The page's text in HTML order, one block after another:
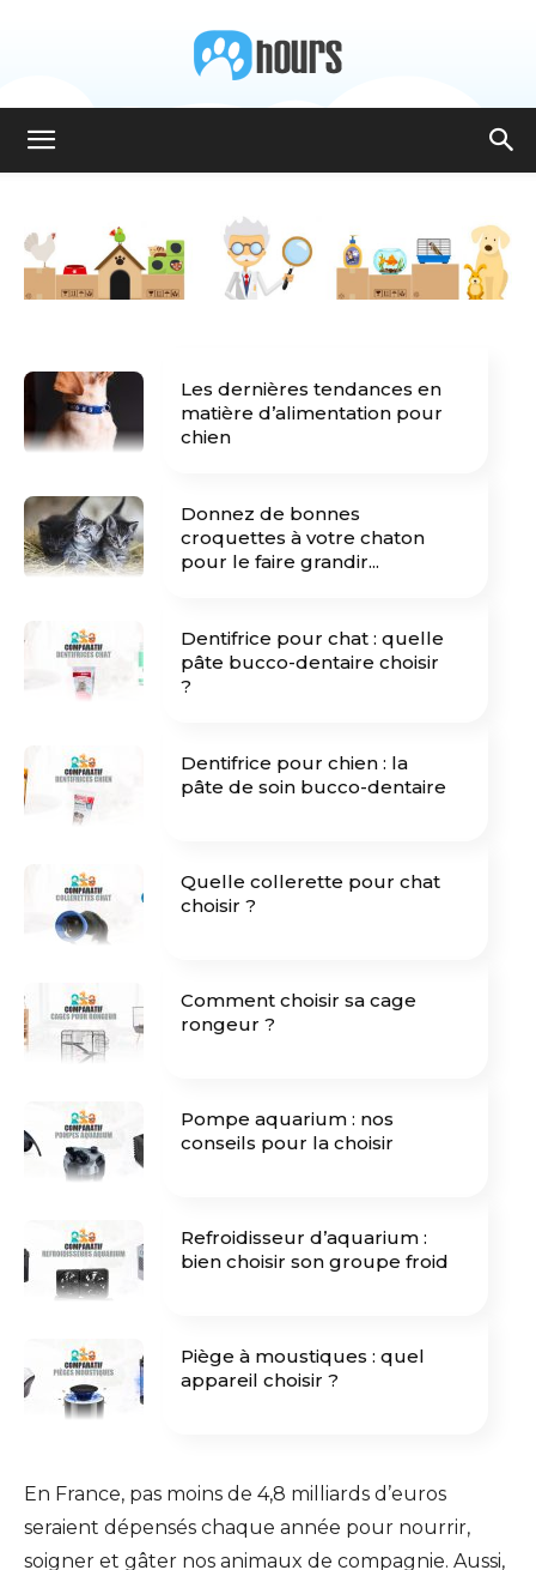
Les dernières tendances en
matière d’alimentation pour
chien
Donnez de bonnes
croquettes à votre chaton
pour le faire grandir...
Dentifrice pour chat : quelle
pâte bucco-dentaire choisir
?
Dentifrice pour chien : la
pâte de soin bucco-dentaire
Quelle collerette pour chat
choisir ?
Comment choisir sa cage
rongeur ?
Pompe aquarium : nos
conseils pour la choisir
Refroidisseur d’aquarium :
bien choisir son groupe froid
Piège à moustiques : quel
appareil choisir ?
En France, pas moins de 4,8 milliards d’euros
seraient dépensés chaque année pour nourrir,
soigner et gâter nos animaux de compagnie. Aussi,